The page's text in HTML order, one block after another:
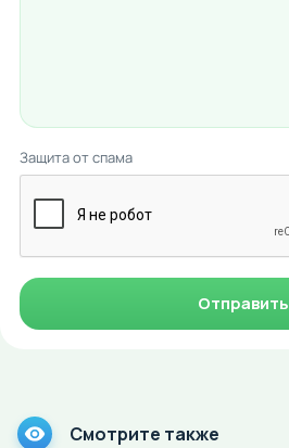
Защита от спама
Отправить
Смотрите также